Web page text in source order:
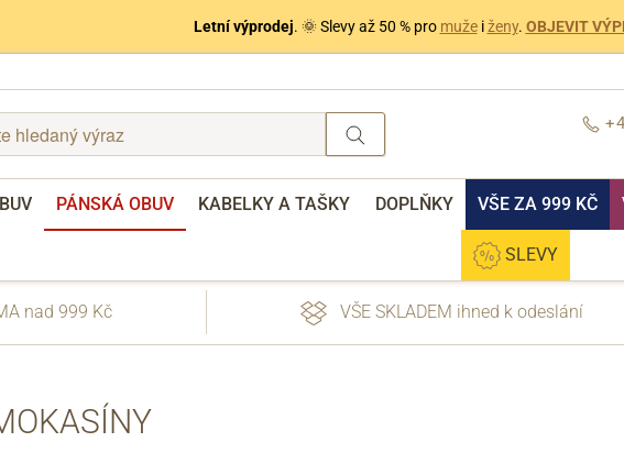
Letní výprodej. 🌞 Slevy až 50 % pro mužeiženy. OBJEVIT
PÁNSKÁ OBUV KABELKY A TAŠKY DOPLŇKY VŠE ZA 999 KČ
SLEVY
nad 999 Kč VŠE SKLADEM ihned k odeslání